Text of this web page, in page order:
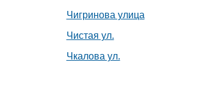
Чигринова улица
Чистая ул.
Чкалова ул.
92-70, +375 222 63-18-45